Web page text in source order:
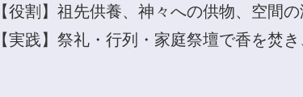
【役割】祖先供養、神々への供物、空間の
【実践】祭礼・行列・家庭祭壇で香を焚